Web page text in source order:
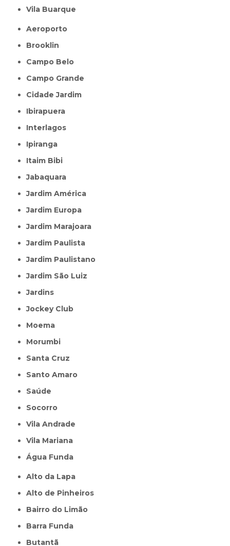
Vila Buarque
Aeroporto
Brooklin
Campo Belo
Campo Grande
Cidade Jardim
Ibirapuera
Interlagos
Ipiranga
Itaim Bibi
Jabaquara
Jardim América
Jardim Europa
Jardim Marajoara
Jardim Paulista
Jardim Paulistano
Jardim São Luiz
Jardins
Jockey Club
Moema
Morumbi
Santa Cruz
Santo Amaro
Saúde
Socorro
Vila Andrade
Vila Mariana
Água Funda
Alto da Lapa
Alto de Pinheiros
Bairro do Limão
Barra Funda
Butantã